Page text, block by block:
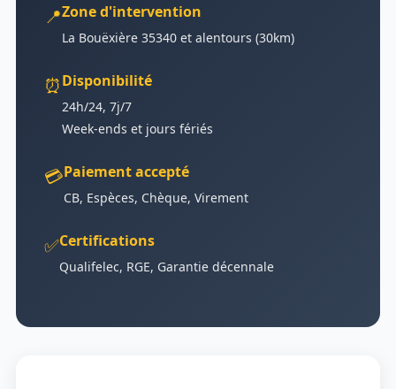
📍Zone d'intervention
La Bouëxière 35340 et alentours (30km)
⏰Disponibilité
24h/24, 7j/7
Week-ends et jours fériés
💳Paiement accepté
CB, Espèces, Chèque, Virement
✅Certifications
Qualifelec, RGE, Garantie décennale